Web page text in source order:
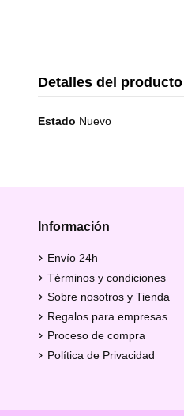
Detalles del producto
Estado Nuevo
Información
Envío 24h
Términos y condiciones
Sobre nosotros y Tienda
Regalos para empresas
Proceso de compra
Política de Privacidad